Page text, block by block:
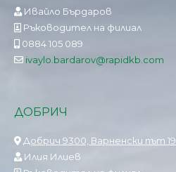
Ивайло Бърдаров
Ръководител на филиал
0884 105 089
ivaylo.bardarov@rapidkb.com
ДОБРИЧ
Добрич 9300, Варненски път 19
Илия Илиев